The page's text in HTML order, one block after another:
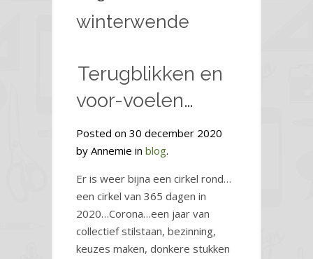
winterwende
Terugblikken en
voor-voelen…
Posted on 30 december 2020
by Annemie in blog.
Er is weer bijna een cirkel rond…
een cirkel van 365 dagen in
2020…Corona…een jaar van
collectief stilstaan, bezinning,
keuzes maken, donkere stukken